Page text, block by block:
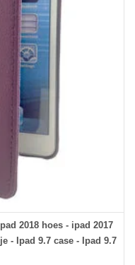
2018 hoes - ipad 2017
- Ipad 9.7 case - Ipad 9.7
2017/2018 - Paars -